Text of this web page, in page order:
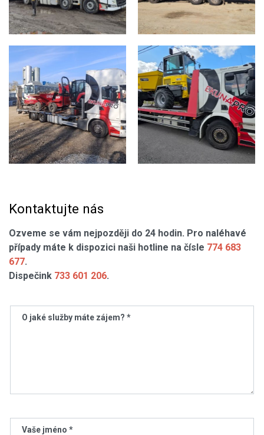
Kontaktujte nás
Ozveme se vám nejpozději do 24 hodin. Pro naléhavé
případy máte k dispozici naši hotline na čísle 774 683
677.
Dispečink 733 601 206.
O jaké služby máte zájem? *
Vaše jméno *